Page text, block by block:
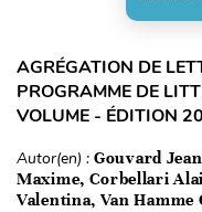
AGRÉGATION DE
PROGRAMME DE
VOLUME - ÉDITION
Autor(en) : Gouvard
Maxime, Corbellari
Valentina, Van Hamme